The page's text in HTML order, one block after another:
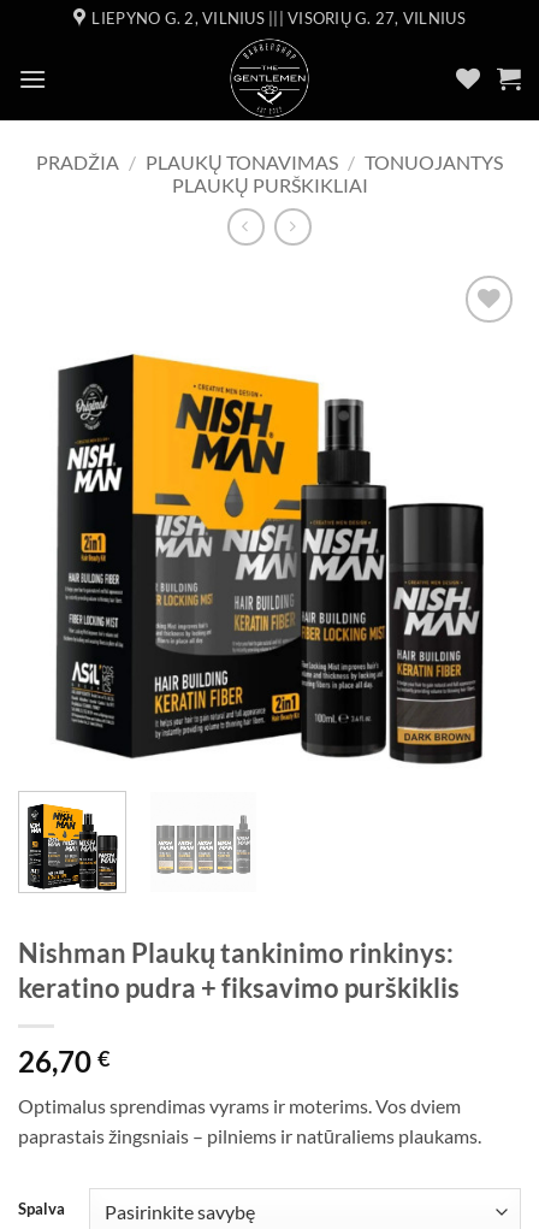
content
LIEPYNO G. 2, VILNIUS ||| VISORIŲ G. 27, VILNIUS
PRADŽIA / PLAUKŲ TONAVIMAS / TONUOJANTYS
PLAUKŲ PURŠKIKLIAI
Nishman Plaukų tankinimo rinkinys:
keratino pudra + fiksavimo purškiklis
26,70 €
Optimalus sprendimas vyrams ir moterims. Vos dviem
paprastais žingsniais – pilniems ir natūraliems plaukams.
Spalva